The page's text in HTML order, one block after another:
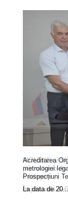
MOLDAC și
prin schimb de
Înțelegere
În perioada
Acreditarea
metrologiei
Prospecțiuni
La data de 20...